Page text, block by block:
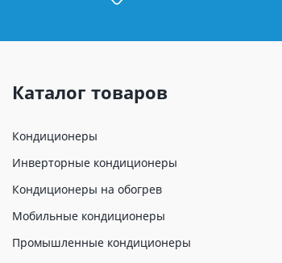
Каталог товаров
Кондиционеры
Инверторные кондиционеры
Кондиционеры на обогрев
Мобильные кондиционеры
Промышленные кондиционеры